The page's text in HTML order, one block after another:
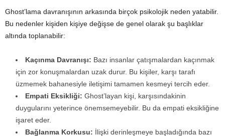
Ghost’lama davranışının arkasında birçok psikolojik neden yatabilir.
Bu nedenler kişiden kişiye değişse de genel olarak şu başlıklar
altında toplanabilir:
Kaçınma Davranışı: Bazı insanlar çatışmalardan kaçınmak
için zor konuşmalardan uzak durur. Bu kişiler, karşı tarafı
üzmemek bahanesiyle iletişimi tamamen kesmeyi tercih eder.
Empati Eksikliği: Ghost’layan kişi, karşısındakinin
duygularını yeterince önemsemeyebilir. Bu da empati eksikliğine
işaret eder.
Bağlanma Korkusu: İlişki derinleşmeye başladığında bazı